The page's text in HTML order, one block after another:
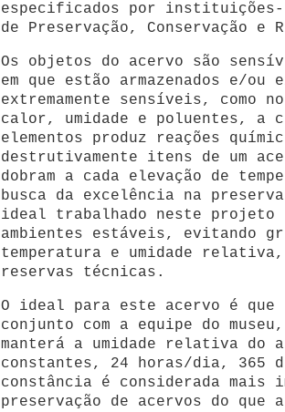
especificados por
de Preservação, Conservação e
Os objetos do acervo são
em que estão armazenados e/ou
extremamente sensíveis, como
calor, umidade e poluentes, a
elementos produz reações
destrutivamente itens de um
dobram a cada elevação de
busca da excelência na
ideal trabalhado neste projeto
ambientes estáveis, evitando
temperatura e umidade
reservas técnicas.
O ideal para este acervo é que
conjunto com a equipe do
manterá a umidade relativa do
constantes, 24 horas/dia, 365
constância é considerada mais
preservação de acervos do que